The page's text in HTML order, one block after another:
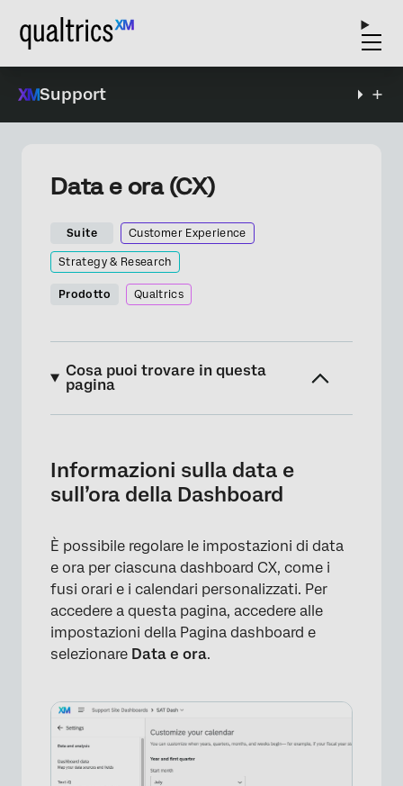
Support
Data e ora (CX)
Suite Customer Experience
Strategy & Research
Prodotto Qualtrics
Cosa puoi trovare in questa
pagina
Personalizzazione del calendario della
Dashboard
Utilizzo di periodi di tempo personalizzati in
un Dashboard
Impostazione della zona oraria della
Dashboard
Informazioni sulla data e
sull’ora della Dashboard
È possibile regolare le impostazioni di data
e ora per ciascuna dashboard CX, come i
fusi orari e i calendari personalizzati. Per
accedere a questa pagina, accedere alle
impostazioni della Pagina dashboard e
selezionare Data e ora.